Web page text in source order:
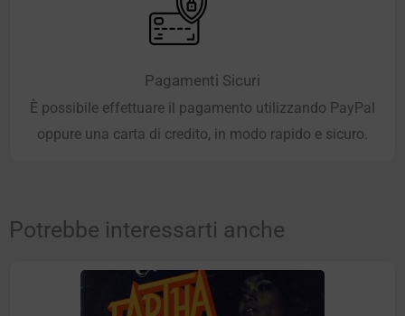
Pagamenti Sicuri
È possibile effettuare il pagamento utilizzando PayPal
oppure una carta di credito, in modo rapido e sicuro.
Potrebbe interessarti anche